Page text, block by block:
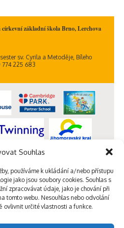
Souhlas
používáme k ukládání a/nebo přístupu
jako jsou soubory cookies. Souhlas s
zpracovávat údaje, jako je chování při
tomto webu. Nesouhlas nebo odvolání
ovlivnit určité vlastnosti a funkce.
základní škola Brno, Lerchova
sv. Cyrila a Metoděje, Bíleho
225 683